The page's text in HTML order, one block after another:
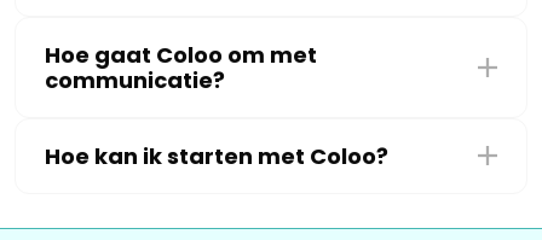
Hoe gaat Coloo om met
communicatie?
Hoe kan ik starten met Coloo?